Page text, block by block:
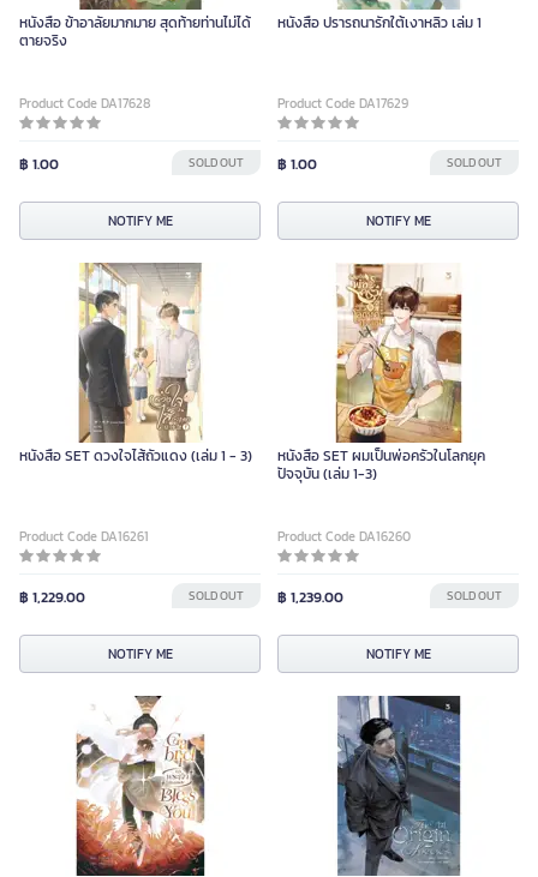
หนังสือ ข้าอาลัยมากมาย สุดท้ายท่านไม่ได้
ตายจริง
Product Code DA17628
฿ 1.00 SOLD OUT
NOTIFY ME
หนังสือ ปรารถนารักใต้เงาหลิว เล่ม 1
Product Code DA17629
฿ 1.00 SOLD OUT
NOTIFY ME
หนังสือ SET ดวงใจไส้ถั่วแดง (เล่ม 1 - 3)
Product Code DA16261
฿ 1,229.00 SOLD OUT
NOTIFY ME
หนังสือ SET ผมเป็นพ่อครัวในโลกยุค
ปัจจุบัน (เล่ม 1-3)
Product Code DA16260
฿ 1,239.00 SOLD OUT
NOTIFY ME